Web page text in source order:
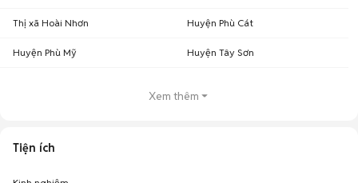
Thị xã Hoài Nhơn Huyện Phù Cát
Huyện Phù Mỹ Huyện Tây Sơn
Xem thêm
Tiện ích